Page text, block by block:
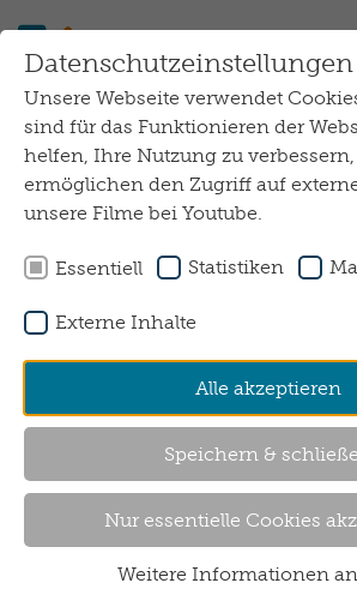
Datenschutzeinstellungen
Unsere Webseite verwendet
sind für das Funktionieren der
helfen, Ihre Nutzung zu
ermöglichen den Zugriff auf
unsere Filme bei Youtube.
Essentiell Statistiken
Externe Inhalte
Alle akzeptieren
Speichern &
Nur essentielle Cookies
Weitere Informationen
Wohnen mit
Klotzenmoor
Klotzenmoor 64